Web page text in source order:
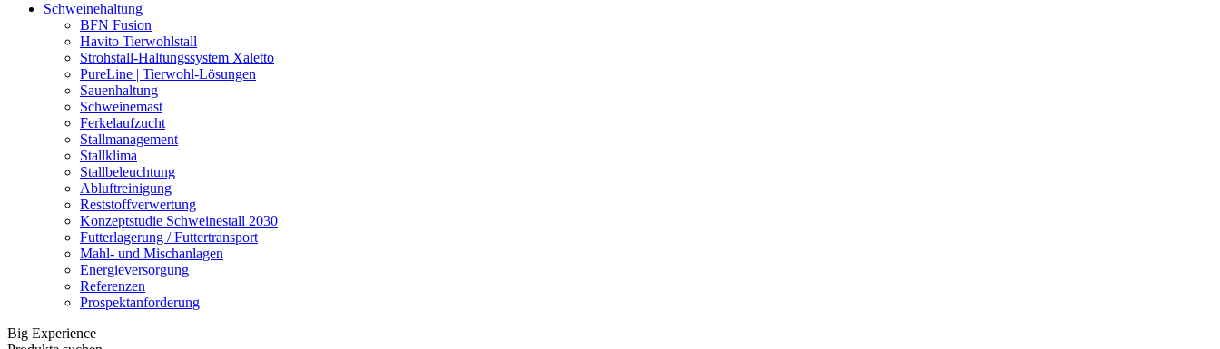
Schweinehaltung
BFN Fusion
Havito Tierwohlstall
Strohstall-Haltungssystem Xaletto
PureLine | Tierwohl-Lösungen
Sauenhaltung
Schweinemast
Ferkelaufzucht
Stallmanagement
Stallklima
Stallbeleuchtung
Abluftreinigung
Reststoffverwertung
Konzeptstudie Schweinestall 2030
Futterlagerung / Futtertransport
Mahl- und Mischanlagen
Energieversorgung
Referenzen
Prospektanforderung
Big Experience